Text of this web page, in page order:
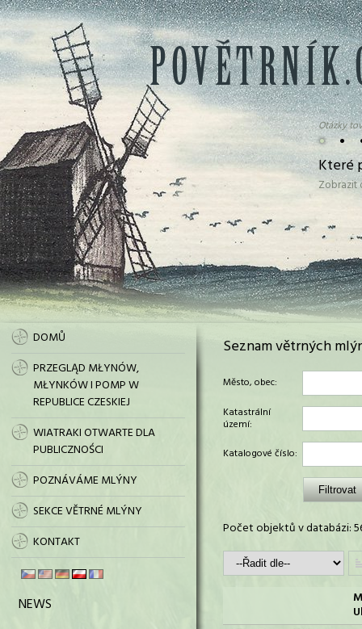
• •
Otázky
Které
DOMŮ
PRZEGLĄD MŁYNÓW,
MŁYNKÓW I POMP W
REPUBLICE CZESKIEJ
WIATRAKI OTWARTE DLA
PUBLICZNOŚCI
POZNÁVÁME MLÝNY
SEKCE VĚTRNÉ MLÝNY
KONTAKT
NEWS
Seznam větrných
Město, obec:
Katastrální
území:
Katalogové číslo:
Počet objektů v databázi: